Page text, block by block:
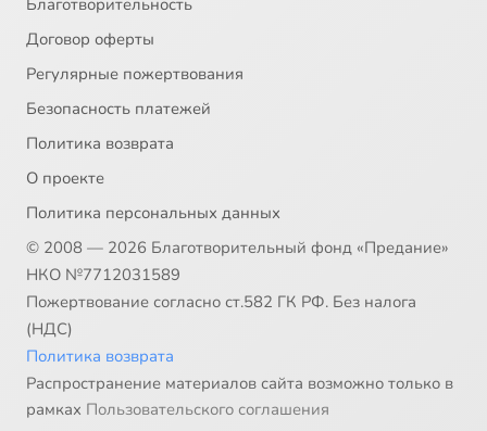
Благотворительность
Договор оферты
Регулярные пожертвования
Безопасность платежей
Политика возврата
О проекте
Политика персональных данных
© 2008 — 2026 Благотворительный фонд «Предание»
НКО №7712031589
Пожертвование согласно ст.582 ГК РФ. Без налога
(НДС)
Политика возврата
Распространение материалов сайта возможно только в
рамках Пользовательского соглашения